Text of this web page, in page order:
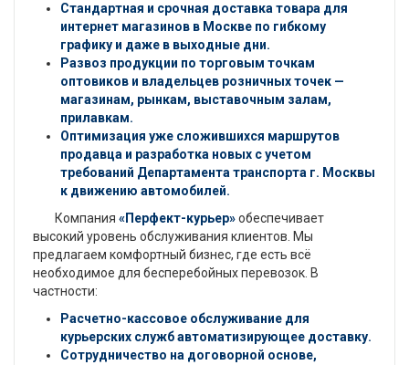
Стандартная и срочная доставка товара для
интернет магазинов в Москве по гибкому
графику и даже в выходные дни.
Развоз продукции по торговым точкам
оптовиков и владельцев розничных точек —
магазинам, рынкам, выставочным залам,
прилавкам.
Оптимизация уже сложившихся маршрутов
продавца и разработка новых с учетом
требований Департамента транспорта г. Москвы
к движению автомобилей.
Компания «Перфект-курьер»обеспечивает
высокий уровень обслуживания клиентов. Мы
предлагаем комфортный бизнес, где есть всё
необходимое для бесперебойных перевозок. В
частности:
Расчетно-кассовое обслуживание для
курьерских служб автоматизирующее доставку.
Сотрудничество на договорной основе,